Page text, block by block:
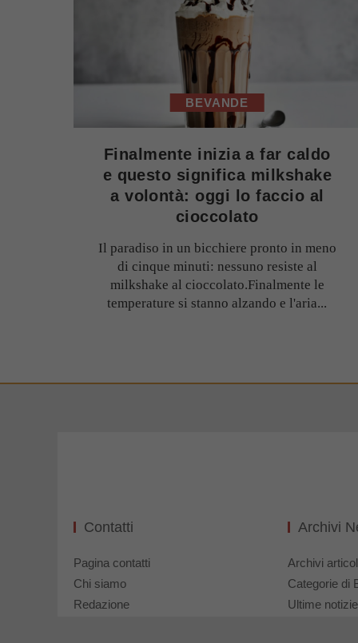
BEVANDE
Finalmente inizia a far caldo
e questo significa milkshake
a volontà: oggi lo faccio al
cioccolato
Il paradiso in un bicchiere pronto in meno
di cinque minuti: nessuno resiste al
milkshake al cioccolato.Finalmente le
temperature si stanno alzando e l'aria...
Contatti
Pagina contatti
Chi siamo
Redazione
Archivi
Archivi
Categorie di
Ultime notizie